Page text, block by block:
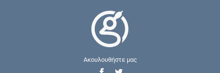
Ακουλουθήστε μας